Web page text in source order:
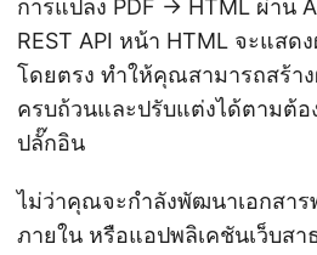
การแปลง PDF → HTML ผ่าน
REST API หน้า HTML จะแสดง
โดยตรง ทำให้คุณสามารถสร้า
ครบถ้วนและปรับแต่งได้ตามต้อ
ปลั๊กอิน
ไม่ว่าคุณจะกำลังพัฒนาเอกสาร
ภายใน หรือแอปพลิเคชันเว็บสา